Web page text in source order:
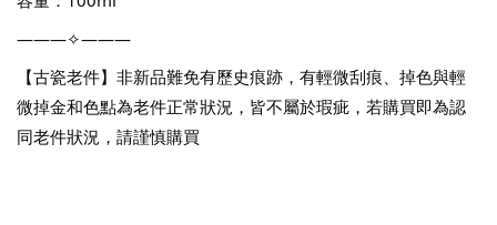
———✧———
【古瓷老件】非新品難免有歷史痕跡，有輕微刮痕、掉色與輕
微掉金和色點為老件正常狀況，皆不屬於瑕疵，若購買即為認
同老件狀況，請謹慎購買